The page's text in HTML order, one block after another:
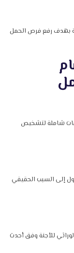
بهدف رفع فرص الحمل
شاملة لتشخيص
إلى السبب الحقيقي
للأجنة وفق أحدث